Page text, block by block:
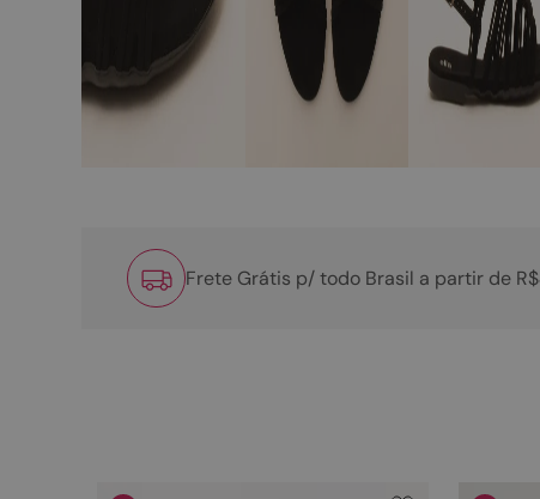
Frete Grátis p/ todo Brasil a partir de